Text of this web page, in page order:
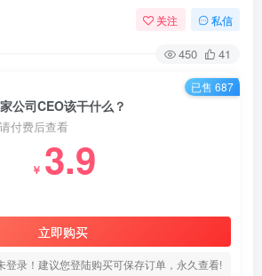
关注 私信
450 41
公司CEO该干什么？
付费后查看
￥ 3.9
立即购买
登录！建议您登陆购买可保存订单，永久查看!
已售 687